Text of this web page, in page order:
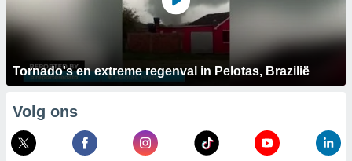
Tornado's en extreme regenval in Pelotas, Brazilië
Volg ons